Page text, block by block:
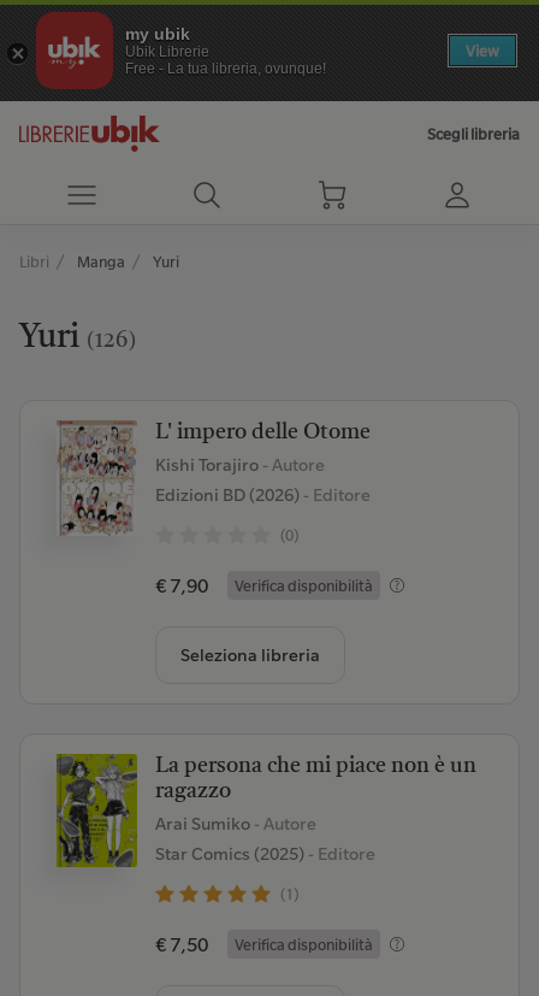
my ubik
Ubik Librerie
Free - La tua libreria, ovunque!
View
Scegli libreria
Libri Manga Yuri
Yuri (126)
L' impero delle Otome
Kishi Torajiro - Autore
Edizioni BD (2026)- Editore
(0)
€ 7,90 Verifica disponibilità
Seleziona libreria
La persona che mi piace non è un
ragazzo
Arai Sumiko - Autore
Star Comics (2025)- Editore
(1)
€ 7,50 Verifica disponibilità